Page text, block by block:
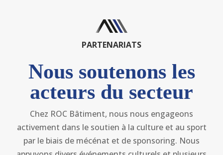
PARTENARIATS
Nous soutenons les
acteurs du secteur
Chez ROC Bâtiment, nous nous engageons
activement dans le soutien à la culture et au sport
par le biais de mécénat et de sponsoring. Nous